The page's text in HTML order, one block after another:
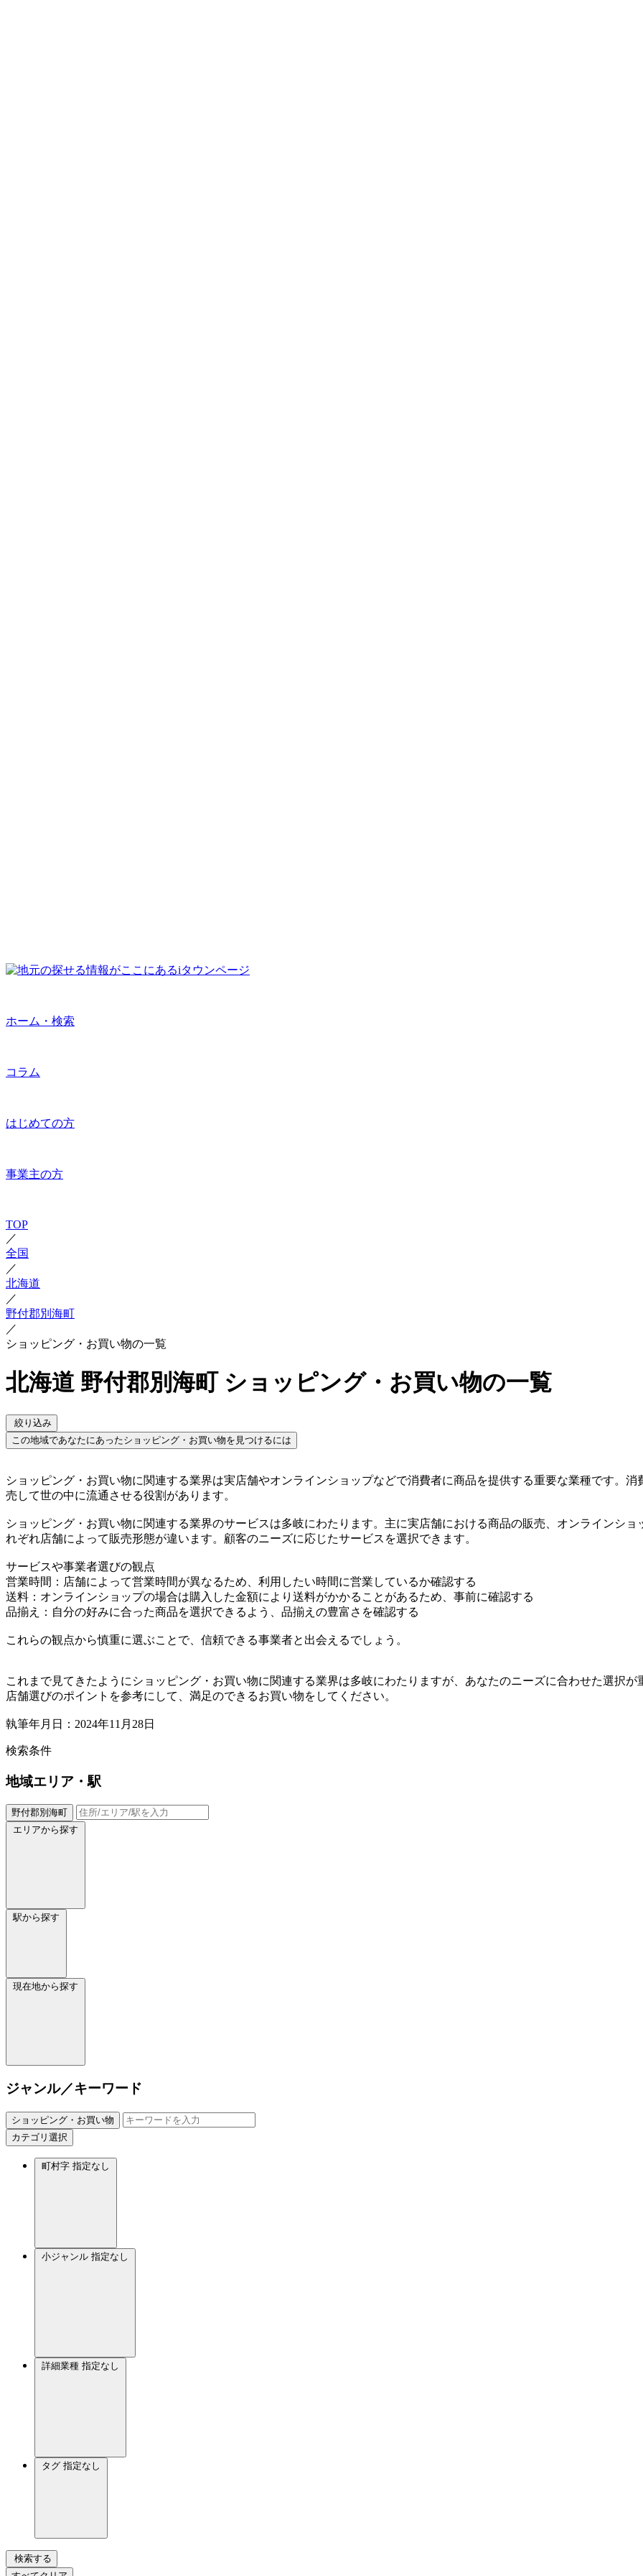
ホーム・検索
コラム
はじめての方
事業主の方
TOP
／
全国
／
北海道
／
野付郡別海町
／
ショッピング・お買い物の一覧
北海道 野付郡別海町 ショッピング・お買い物の一覧
絞り込み
この地域であなたにあったショッピング・お買い物を見つけるには
ショッピング・お買い物に関連する業界は実店舗やオンラインショップなどで消費者に商品を提供する重要な業種です。
売して世の中に流通させる役割があります。
ショッピング・お買い物に関連する業界のサービスは多岐にわたります。主に実店舗における商品の販売、オンラインシ
れぞれ店舗によって販売形態が違います。顧客のニーズに応じたサービスを選択できます。
サービスや事業者選びの観点
営業時間：店舗によって営業時間が異なるため、利用したい時間に営業しているか確認する
送料：オンラインショップの場合は購入した金額により送料がかかることがあるため、事前に確認する
品揃え：自分の好みに合った商品を選択できるよう、品揃えの豊富さを確認する
これらの観点から慎重に選ぶことで、信頼できる事業者と出会えるでしょう。
これまで見てきたようにショッピング・お買い物に関連する業界は多岐にわたりますが、あなたのニーズに合わせた選択が
店舗選びのポイントを参考にして、満足のできるお買い物をしてください。
執筆年月日：2024年11月28日
検索条件
地域エリア・駅
野付郡別海町
エリアから探す
駅から探す
現在地から探す
ジャンル／キーワード
ショッピング・お買い物
カテゴリ選択
町村字 指定なし
小ジャンル 指定なし
詳細業種 指定なし
タグ 指定なし
検索する